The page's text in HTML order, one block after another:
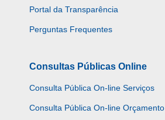
Portal da Transparência
Perguntas Frequentes
Consultas Públicas Online
Consulta Pública On-line Serviços
Consulta Pública On-line Orçamento